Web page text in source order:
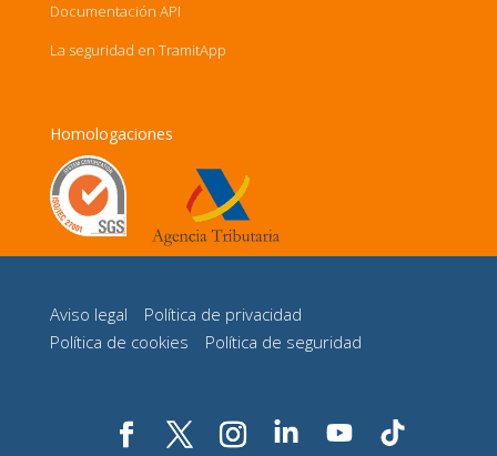
Documentación API
La seguridad en TramitApp
Homologaciones
Aviso legal
Política de privacidad
Política de cookies
Política de seguridad